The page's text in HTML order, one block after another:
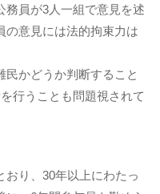
務員が3人一組で意見を述
の意見には法的拘束力は
かどうか判断すること
行うことも問題視されて
り、30年以上にわたっ